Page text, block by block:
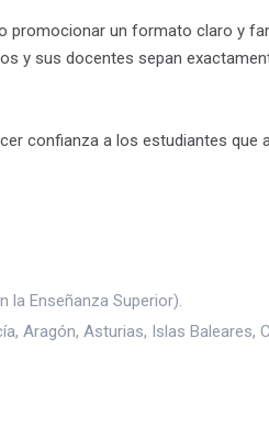
promocionar un formato claro y
y sus docentes sepan
confianza a los estudiantes que
la Enseñanza Superior).
Aragón, Asturias, Islas Baleares,